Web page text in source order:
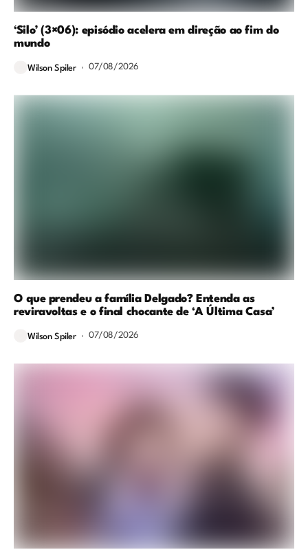
‘Silo’ (3×06): episódio acelera em direção ao fim do
mundo
Wilson Spiler 07/08/2026
O que prendeu a família Delgado? Entenda as
reviravoltas e o final chocante de ‘A Última Casa’
Wilson Spiler 07/08/2026